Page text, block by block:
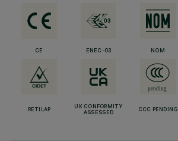
CE ENEC-03 NOM
RETILAP
UK CONFORMITY
ASSESSED
CCC PENDING